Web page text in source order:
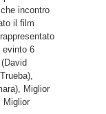
incontro
il film
evinto 6
Miglior
Miglior